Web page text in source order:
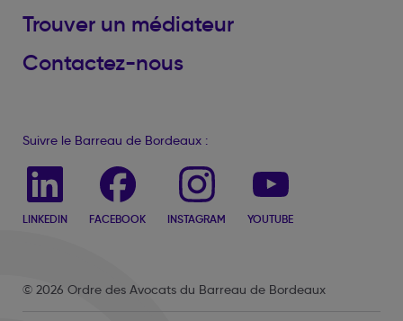
Trouver un médiateur
Contactez-nous
Suivre le Barreau de Bordeaux :
LINKEDIN FACEBOOK INSTAGRAM YOUTUBE
© 2026 Ordre des Avocats du Barreau de Bordeaux